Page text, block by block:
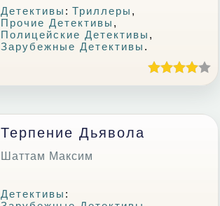
Детективы :Триллеры ,
Прочие Детективы ,
Полицейские Детективы ,
Зарубежные Детективы .
Терпение Дьявола
Шаттам Максим
Детективы :